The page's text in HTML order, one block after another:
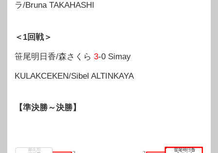
ラ/Bruna TAKAHASHI
＜1回戦＞
笹尾明日香/森さくら 3-0 Simay
KULAKCEKEN/Sibel ALTINKAYA
【準決勝～決勝】